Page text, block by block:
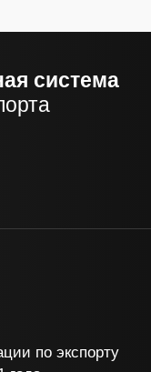
система
по экспорту